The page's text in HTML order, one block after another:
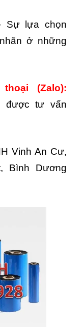
Sự lựa chọn
ở những
(Zalo):
được tư vấn
Vinh An Cư,
Bình Dương